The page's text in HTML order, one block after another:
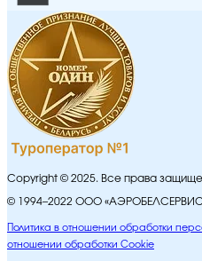
Copyright © 2025. Все права
© 1994–2022 ООО
Политика в отношении обработки
отношении обработки Cookie